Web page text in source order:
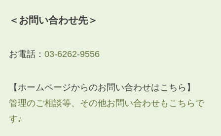
＜お問い合わせ先＞
お電話： 03-6262-9556
【ホームページからのお問い合わせはこちら】
管理のご相談等、その他お問い合わせもこちらで
す♪